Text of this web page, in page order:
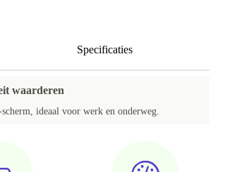
Specificaties
waarderen
ideaal voor werk en onderweg.